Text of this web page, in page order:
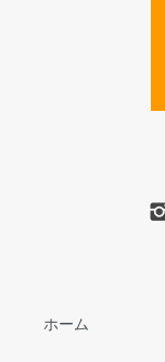
ホーム